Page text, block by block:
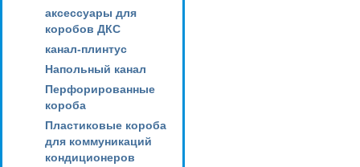
аксессуары для
коробов ДКС
канал-плинтус
Напольный канал
Перфорированные
короба
Пластиковые короба
для коммуникаций
кондиционеров